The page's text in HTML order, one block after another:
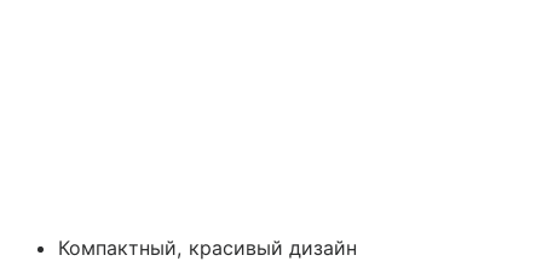
Компактный, красивый дизайн